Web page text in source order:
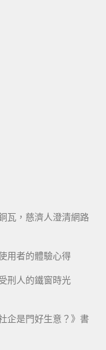
瓦，慈濟人澄清網路
用者的體驗心得
刑人的鐵窗時光
企是門好生意？》書